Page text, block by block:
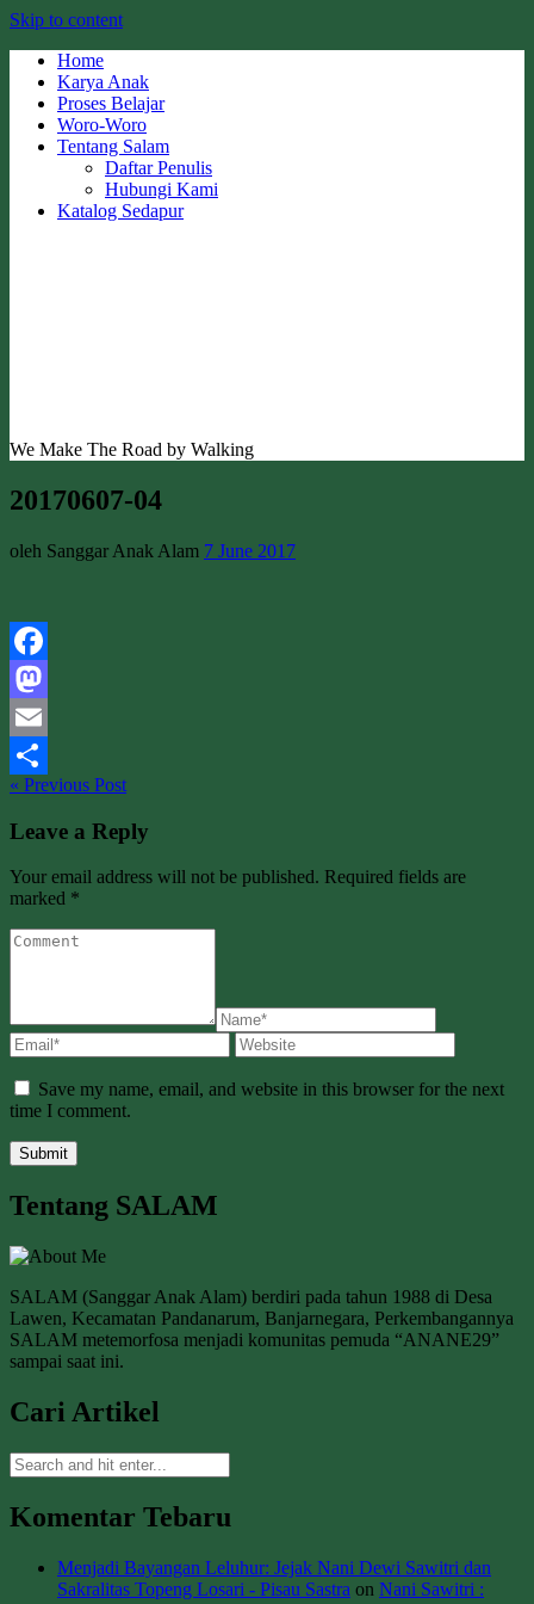
Skip to content
Home
Karya Anak
Proses Belajar
Woro-Woro
Tentang Salam
Daftar Penulis
Hubungi Kami
Katalog Sedapur
We Make The Road by Walking
20170607-04
oleh Sanggar Anak Alam 7 June 2017
Facebook
Mastodon
Email
Share
« Previous Post
Leave a Reply
Your email address will not be published. Required fields are
marked *
Save my name, email, and website in this browser for the next
time I comment.
Tentang SALAM
SALAM (Sanggar Anak Alam) berdiri pada tahun 1988 di Desa
Lawen, Kecamatan Pandanarum, Banjarnegara, Perkembangannya
SALAM metemorfosa menjadi komunitas pemuda “ANANE29”
sampai saat ini.
Cari Artikel
Komentar Tebaru
Menjadi Bayangan Leluhur: Jejak Nani Dewi Sawitri dan
Sakralitas Topeng Losari - Pisau Sastra on Nani Sawitri :